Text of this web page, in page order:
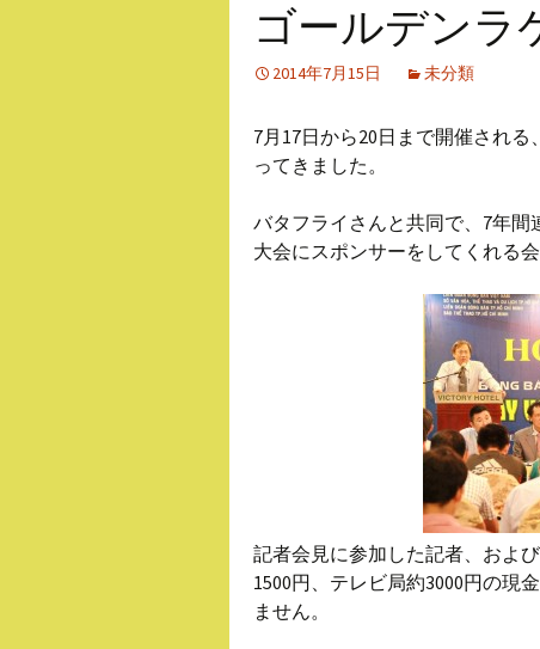
ゴールデン
2014年7月15日 未分類
7月17日から20日まで開催され
ってきました。
バタフライさんと共同で、7年間
大会にスポンサーをしてくれる
記者会見に参加した記者、およ
1500円、テレビ局約3000円の現
ません。